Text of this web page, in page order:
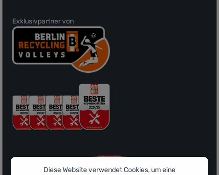
Exklusivpartner von
Diese Website verwendet Cookies, um eine